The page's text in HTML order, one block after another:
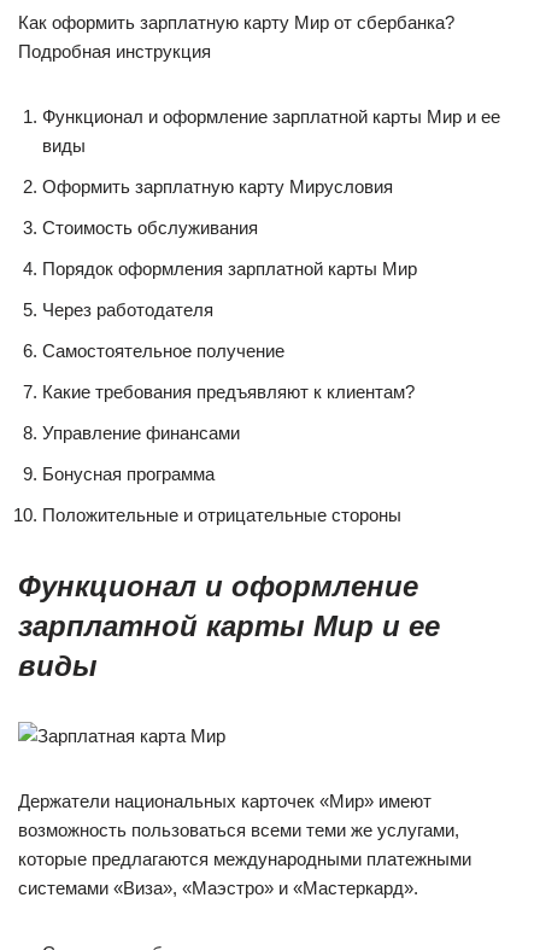
Как оформить зарплатную карту Мир от сбербанка?
Подробная инструкция
Функционал и оформление зарплатной карты Мир и ее
виды
Оформить зарплатную карту Мирусловия
Стоимость обслуживания
Порядок оформления зарплатной карты Мир
Через работодателя
Самостоятельное получение
Какие требования предъявляют к клиентам?
Управление финансами
Бонусная программа
Положительные и отрицательные стороны
Функционал и оформление
зарплатной карты Мир и ее
виды
Держатели национальных карточек «Мир» имеют
возможность пользоваться всеми теми же услугами,
которые предлагаются международными платежными
системами «Виза», «Маэстро» и «Мастеркард».